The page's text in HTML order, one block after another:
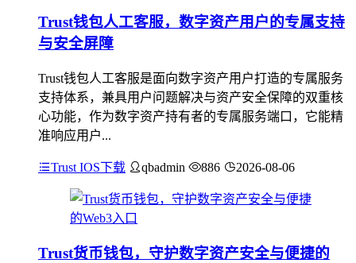
Trust钱包人工客服，数字资产用户的专属支持
与安全屏障
Trust钱包人工客服是面向数字资产用户打造的专属服务
支持体系，兼具用户问题解决与资产安全保障的双重核
心功能，作为数字资产持有者的专属服务端口，它能精
准响应用户...
Trust IOS下载 qbadmin 886 2026-08-06
Trust货币钱包，守护数字资产安全与便捷的